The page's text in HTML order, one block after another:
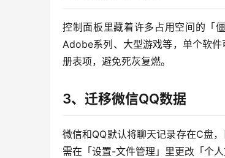
控制面板里藏着许多占用空间的「
Adobe系列、大型游戏等，单个软
册表项，避免死灰复燃。
3、迁移微信QQ数据
微信和QQ默认将聊天记录存在C盘
需在「设置-文件管理」里更改「个